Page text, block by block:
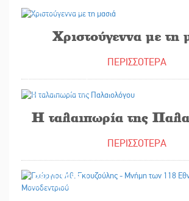
Χριστούγεννα με τη
ΠΕΡΙΣΣΟΤΕΡΑ
Η ταλαιπωρία της
ΠΕΡΙΣΣΟΤΕΡΑ
28/11/2025